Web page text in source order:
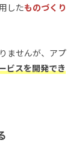
したものづくり
ませんが、アプ
ビスを開発でき